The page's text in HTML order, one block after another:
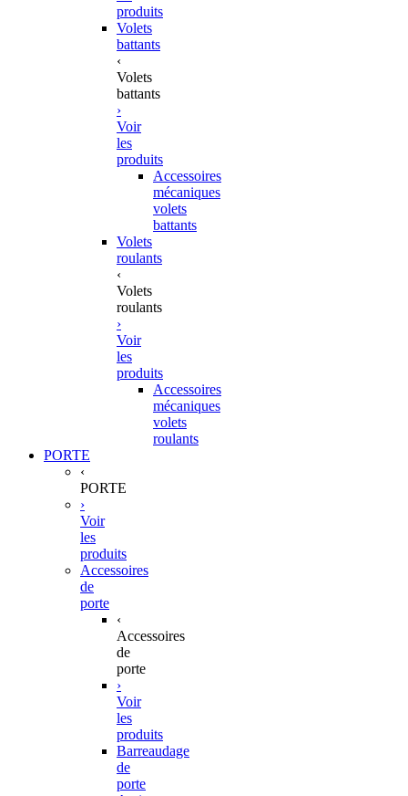
produits
Volets
battants
‹
Volets
battants
›
Voir
les
produits
Accessoires
mécaniques
volets
battants
Volets
roulants
‹
Volets
roulants
›
Voir
les
produits
Accessoires
mécaniques
volets
roulants
PORTE
‹
PORTE
›
Voir
les
produits
Accessoires
de
porte
‹
Accessoires
de
porte
›
Voir
les
produits
Barreaudage
de
porte